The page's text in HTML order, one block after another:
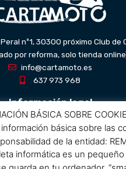
nº1, 30300 próximo Club de
por reforma, solo tienda
info@cartamoto.es
637 973 968
Información legal
Aviso Legal
Política de privacidad
de protección de datos
BÁSICA SOBRE
básica sobre las
de la entidad:
informática es un